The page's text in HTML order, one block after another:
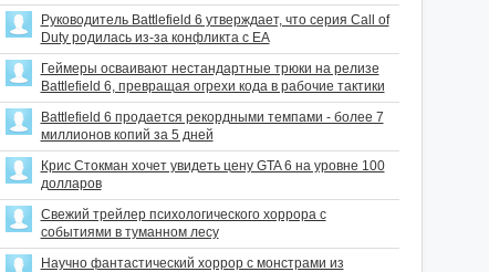
Руководитель Battlefield 6 утверждает, что серия Call of
Duty родилась из-за конфликта с EA
Геймеры осваивают нестандартные трюки на релизе
Battlefield 6, превращая огрехи кода в рабочие тактики
Battlefield 6 продается рекордными темпами - более 7
миллионов копий за 5 дней
Крис Стокман хочет увидеть цену GTA 6 на уровне 100
долларов
Свежий трейлер психологического хоррора с
событиями в туманном лесу
Научно фантастический хоррор с монстрами из